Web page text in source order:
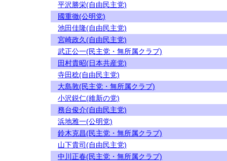
平沢勝栄(自由民主党)
國重徹(公明党)
池田佳隆(自由民主党)
宮崎政久(自由民主党)
武正公一(民主党・無所属クラブ)
田村貴昭(日本共産党)
寺田稔(自由民主党)
大島敦(民主党・無所属クラブ)
小沢鋭仁(維新の党)
務台俊介(自由民主党)
浜地雅一(公明党)
鈴木克昌(民主党・無所属クラブ)
山下貴司(自由民主党)
中川正春(民主党・無所属クラブ)